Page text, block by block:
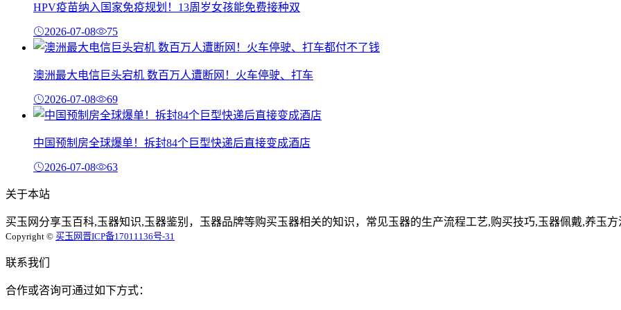
HPV疫苗纳入国家免疫规划！13周岁女孩能免费接种双
2026-07-08 75
澳洲最大电信巨头宕机 数百万人遭断网！火车停驶、打车
2026-07-08 69
中国预制房全球爆单！拆封84个巨型快递后直接变成酒店
2026-07-08 63
关于本站
买玉网分享玉百科,玉器知识,玉器鉴别，玉器品牌等购买玉器相关的知识，常见玉器的生产流程工艺,购买技巧,玉器佩戴,养玉方
Copyright © 买玉网晋ICP备17011136号-31
联系我们
合作或咨询可通过如下方式：